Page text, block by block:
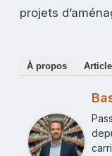
projets
À propos